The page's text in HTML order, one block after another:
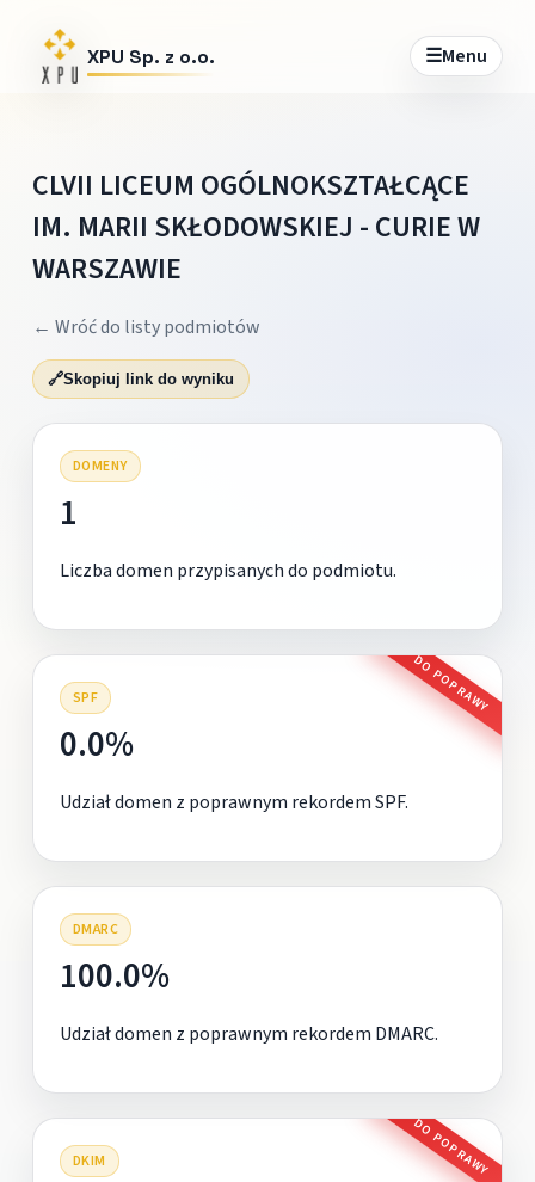
XPU Sp. z o.o. ☰Menu
CLVII LICEUM OGÓLNOKSZTAŁCĄCE
IM. MARII SKŁODOWSKIEJ - CURIE W
WARSZAWIE
← Wróć do listy podmiotów
🔗Skopiuj link do wyniku
DOMENY
1
Liczba domen przypisanych do podmiotu.
SPF DO POPRAWY
0.0%
Udział domen z poprawnym rekordem SPF.
DMARC
100.0%
Udział domen z poprawnym rekordem DMARC.
DKIM DO POPRAWY